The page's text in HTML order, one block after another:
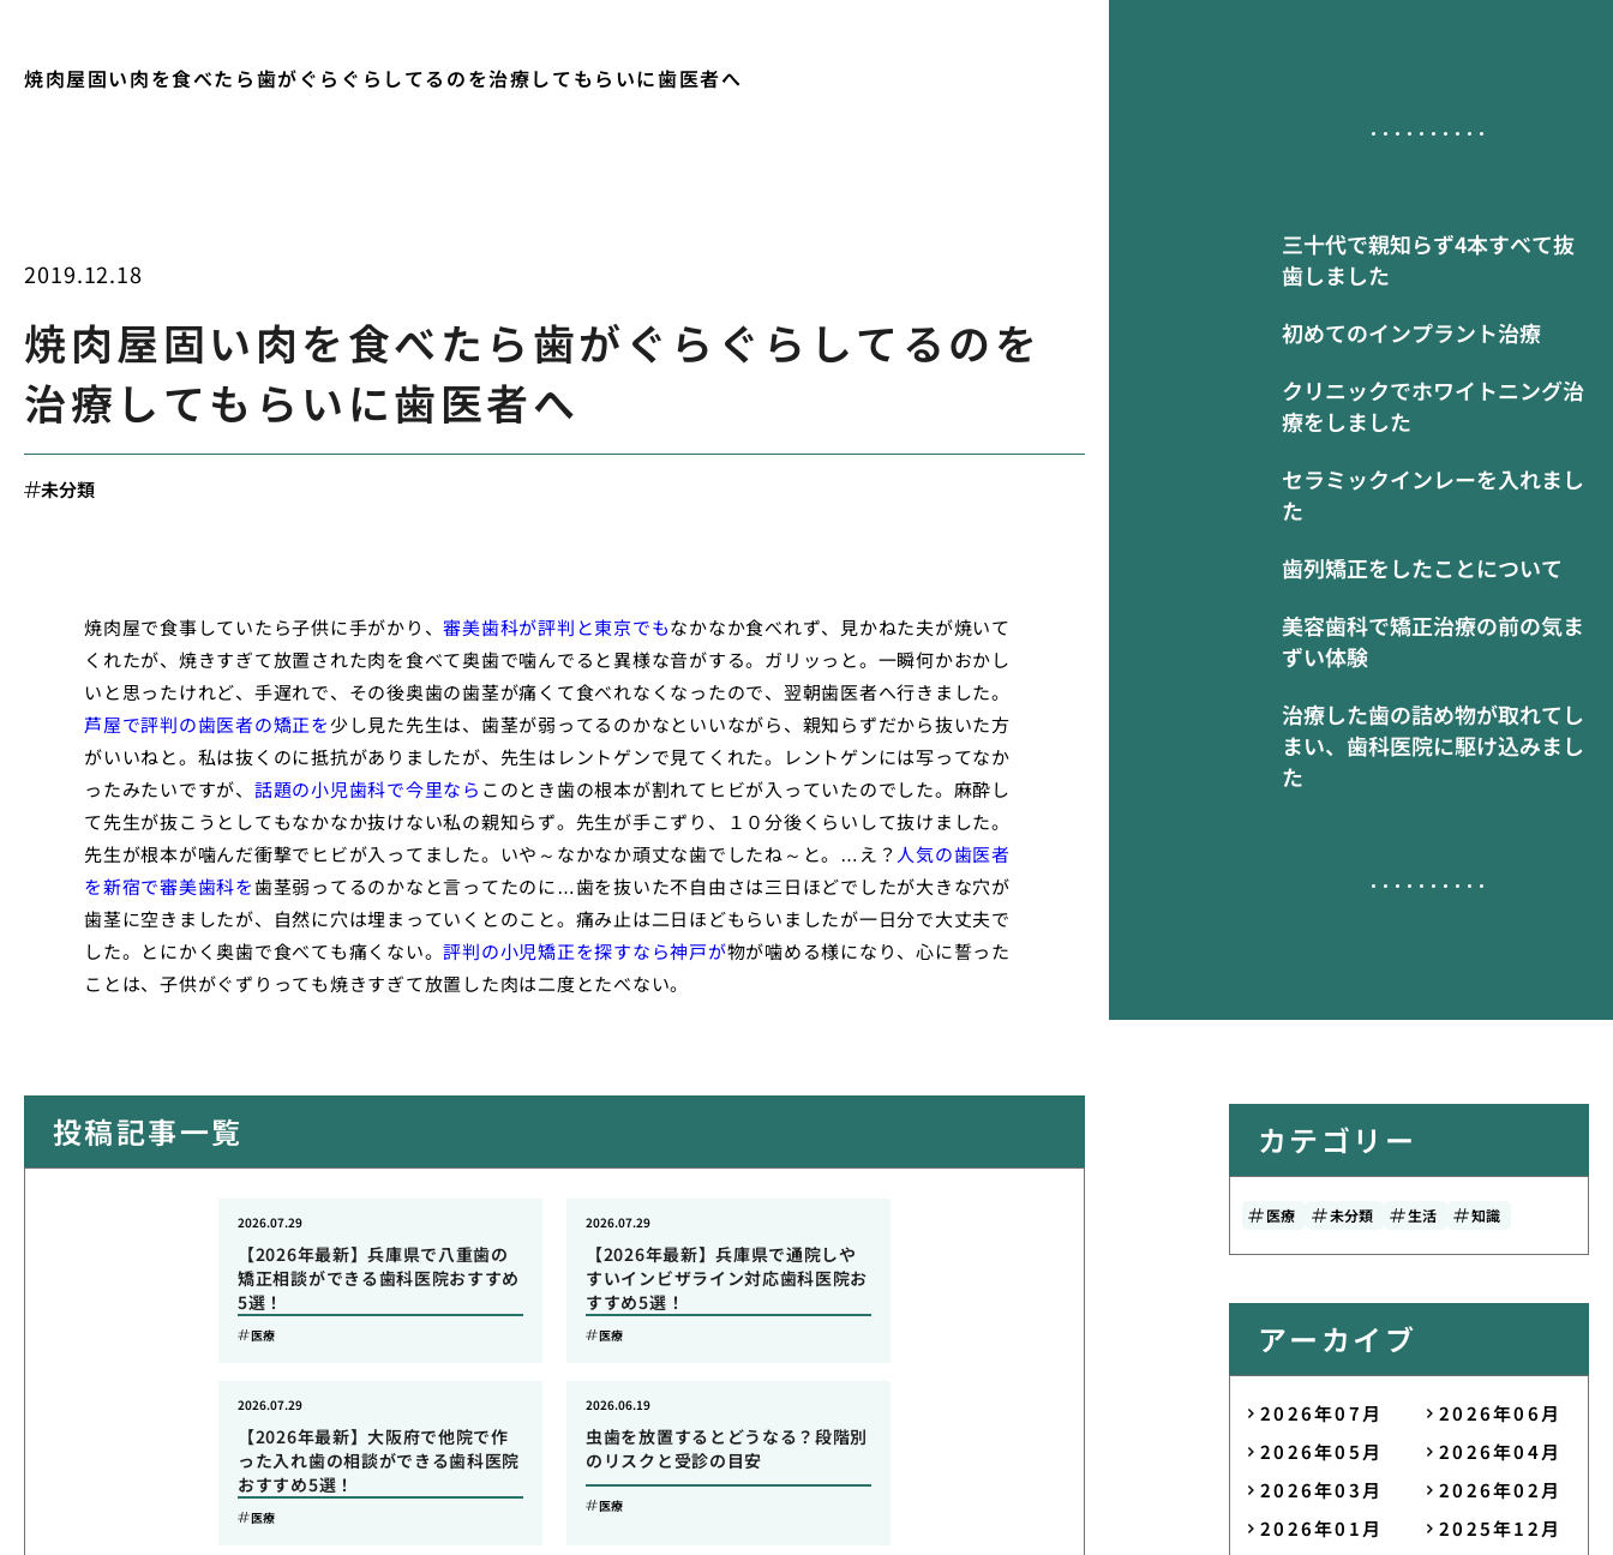
焼肉屋固い肉を食べたら歯がぐらぐらしてるのを治療してもらいに歯医者へ
三十代で親知らず4本すべて抜
歯しました
初めてのインプラント治療
クリニックでホワイトニング治
療をしました
セラミックインレーを入れまし
た
歯列矯正をしたことについて
美容歯科で矯正治療の前の気ま
ずい体験
治療した歯の詰め物が取れてし
まい、歯科医院に駆け込みまし
た
2019.12.18
焼肉屋固い肉を食べたら歯がぐらぐらしてるのを
治療してもらいに歯医者へ
未分類
焼肉屋で食事していたら子供に手がかり、審美歯科が評判と東京でもなかなか食べれず、見かねた夫が焼いて
くれたが、焼きすぎて放置された肉を食べて奥歯で噛んでると異様な音がする。ガリッっと。一瞬何かおかし
いと思ったけれど、手遅れで、その後奥歯の歯茎が痛くて食べれなくなったので、翌朝歯医者へ行きました。
芦屋で評判の歯医者の矯正を少し見た先生は、歯茎が弱ってるのかなといいながら、親知らずだから抜いた方
がいいねと。私は抜くのに抵抗がありましたが、先生はレントゲンで見てくれた。レントゲンには写ってなか
ったみたいですが、 話題の小児歯科で今里なら このとき歯の根本が割れてヒビが入っていたのでした。麻酔し
て先生が抜こうとしてもなかなか抜けない私の親知らず。先生が手こずり、１０分後くらいして抜けました。
先生が根本が噛んだ衝撃でヒビが入ってました。いや～なかなか頑丈な歯でしたね～と。…え？ 人気の歯医者
を新宿で審美歯科を歯茎弱ってるのかなと言ってたのに…歯を抜いた不自由さは三日ほどでしたが大きな穴が
歯茎に空きましたが、自然に穴は埋まっていくとのこと。痛み止は二日ほどもらいましたが一日分で大丈夫で
した。とにかく奥歯で食べても痛くない。評判の小児矯正を探すなら神戸が物が噛める様になり、心に誓った
ことは、子供がぐずりっても焼きすぎて放置した肉は二度とたべない。
投稿記事一覧
【2026年最新】兵庫県で八重歯の
矯正相談ができる歯科医院おすすめ
5選！
2026.07.29
医療
【2026年最新】兵庫県で通院しや
すいインビザライン対応歯科医院お
すすめ5選！
2026.07.29
医療
【2026年最新】大阪府で他院で作
った入れ歯の相談ができる歯科医院
おすすめ5選！
2026.07.29
医療
虫歯を放置するとどうなる？段階別
のリスクと受診の目安
2026.06.19
医療
カテゴリー
医療 未分類 生活 知識
アーカイブ
2026年07月
2026年06月
2026年05月
2026年04月
2026年03月
2026年02月
2026年01月
2025年12月